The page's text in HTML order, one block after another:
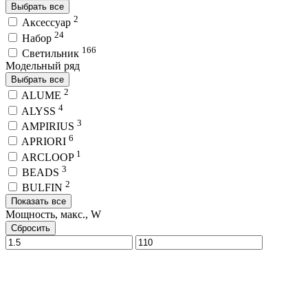
Выбрать все
Аксессуар 2
Набор 24
Светильник 166
Модельный ряд
Выбрать все
ALUME 2
ALYSS 4
AMPIRIUS 3
APRIORI 6
ARCLOOP 1
BEADS 3
BULFIN 2
Показать все
Мощность, макс., W
Сбросить